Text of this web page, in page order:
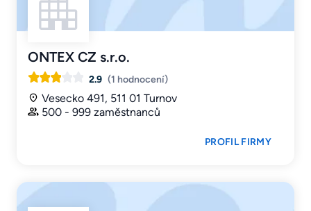
ONTEX CZ s.r.o.
2.9 (1 hodnocení)
Vesecko 491, 511 01 Turnov
500 - 999 zaměstnanců
PROFIL FIRMY